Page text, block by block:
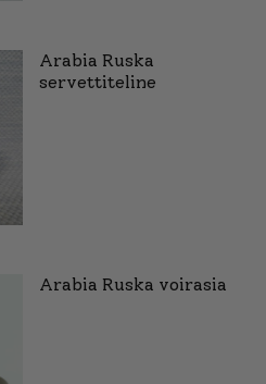
Arabia Ruska
servettiteline
Arabia Ruska voirasia